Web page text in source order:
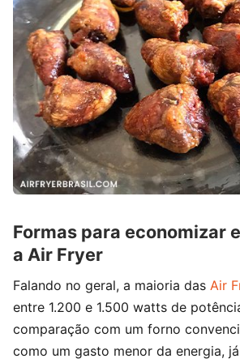
Formas para economizar
a Air Fryer
Falando no geral, a maioria das Air
entre 1.200 e 1.500 watts de
comparação com um forno
como um gasto menor da energia,